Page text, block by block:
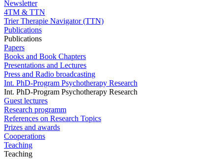
Newsletter
4TM & TTN
Trier Therapie Navigator (TTN)
Publications
Publications
Papers
Books and Book Chapters
Presentations and Lectures
Press and Radio broadcasting
Int. PhD-Program Psychotherapy Research
Int. PhD-Program Psychotherapy Research
Guest lectures
Research programm
References on Research Topics
Prizes and awards
Cooperations
Teaching
Teaching